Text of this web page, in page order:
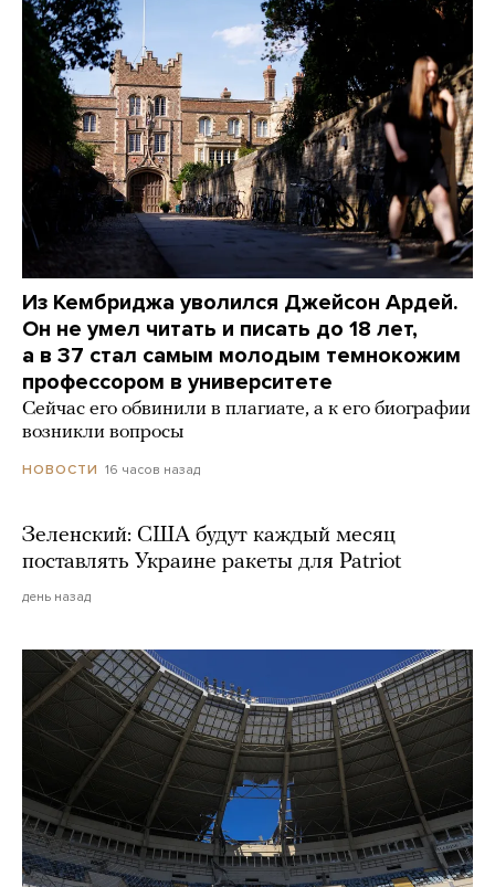
Из Кембриджа уволился Джейсон Ардей.
Он не умел читать и писать до 18 лет,
а в 37 стал самым молодым темнокожим
профессором в университете
Сейчас его обвинили в плагиате, а к его биографии
возникли вопросы
НОВОСТИ 16 часов назад
Зеленский: США будут каждый месяц
поставлять Украине ракеты для Patriot
день назад